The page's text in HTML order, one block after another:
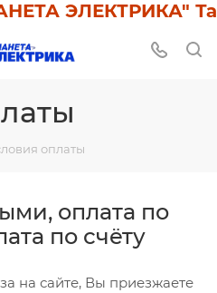
ЭЛЕКТРИКА"
оплаты
оплата по
по счёту
на сайте, Вы приезжаете